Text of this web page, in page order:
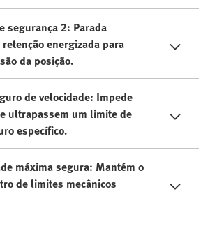
segurança 2: Parada
energizada para
da posição.
de velocidade: Impede
ultrapassem um limite de
específico.
máxima segura: Mantém o
de limites mecânicos